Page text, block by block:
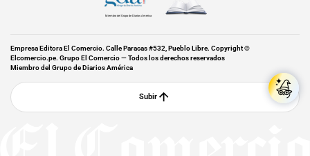
Miembro del Grupo de Diarios América
Empresa Editora El Comercio. Calle Paracas #532, Pueblo Libre. Copyright ©
Elcomercio.pe. Grupo El Comercio — Todos los derechos reservados
Miembro del Grupo de Diarios América
Subir